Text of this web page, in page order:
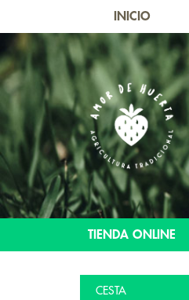
INICIO
TIENDA ONLINE
CESTA